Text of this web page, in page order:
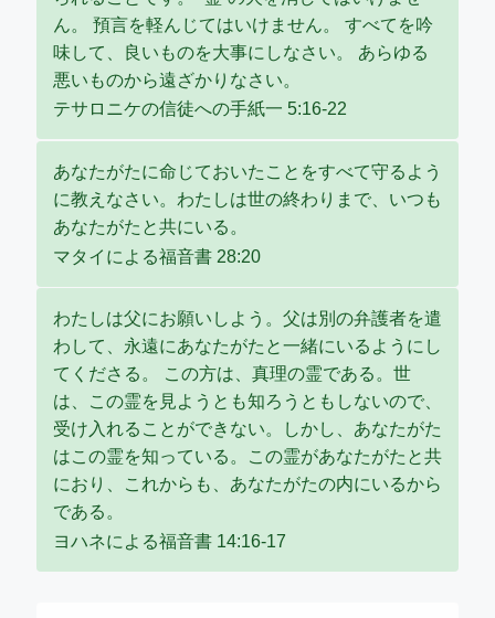
ん。 預言を軽んじてはいけません。 すべてを吟
味して、良いものを大事にしなさい。 あらゆる
悪いものから遠ざかりなさい。
テサロニケの信徒への手紙一 5:16-22
あなたがたに命じておいたことをすべて守るよう
に教えなさい。わたしは世の終わりまで、いつも
あなたがたと共にいる。
マタイによる福音書 28:20
わたしは父にお願いしよう。父は別の弁護者を遣
わして、永遠にあなたがたと一緒にいるようにし
てくださる。 この方は、真理の霊である。世
は、この霊を見ようとも知ろうともしないので、
受け入れることができない。しかし、あなたがた
はこの霊を知っている。この霊があなたがたと共
におり、これからも、あなたがたの内にいるから
である。
ヨハネによる福音書 14:16-17